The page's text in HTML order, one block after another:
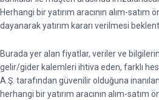
Herhangi bir yatırım aracının alım-
dayanarak yatırım kararı verilmesi
Burada yer alan fiyatlar, veriler ve
gelir/gider kalemleri ihtiva eden, farklı
A.Ş. tarafından güvenilir olduğuna
herhangi bir yatırım aracının alım-